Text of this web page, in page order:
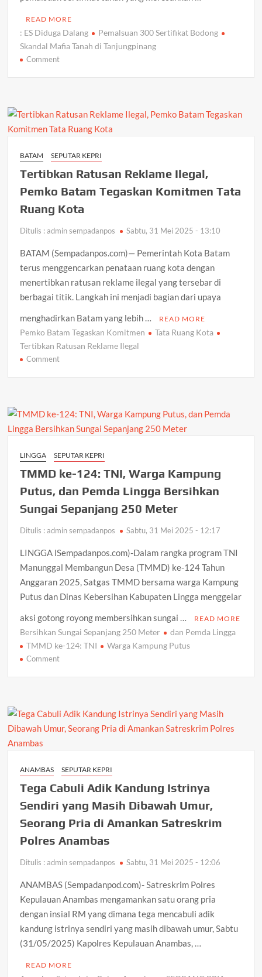
READ MORE
: ES Diduga Dalang
Pemalsuan 300 Sertifikat Bodong
Skandal Mafia Tanah di Tanjungpinang
Commenton
di
ES
Dalang
Pemalsuan
300
Bodong
BATAM SEPUTAR KEPRI
Tertibkan Ratusan Reklame Ilegal,
Pemko Batam Tegaskan Komitmen Tata
Ruang Kota
Ditulis : admin sempadanpos Sabtu, 31 Mei 2025 - 13:10
BATAM (Sempadanpos.com)— Pemerintah Kota Batam
terus menggencarkan penataan ruang kota dengan
menertibkan ratusan reklame ilegal yang tersebar di
berbagai titik. Langkah ini menjadi bagian dari upaya
menghadirkan Batam yang lebih …
READ MORE
Pemko Batam Tegaskan Komitmen
Tata Ruang Kota
Tertibkan Ratusan Reklame Ilegal
Commenton
Ilegal,
Batam
Komitmen
Tata
Ruang
LINGGA SEPUTAR KEPRI
TMMD ke-124: TNI, Warga Kampung
Putus, dan Pemda Lingga Bersihkan
Sungai Sepanjang 250 Meter
Ditulis : admin sempadanpos Sabtu, 31 Mei 2025 - 12:17
LINGGA lSempadanpos.com)-Dalam rangka program TNI
Manunggal Membangun Desa (TMMD) ke-124 Tahun
Anggaran 2025, Satgas TMMD bersama warga Kampung
Putus dan Dinas Kebersihan Kabupaten Lingga menggelar
aksi gotong royong membersihkan sungai …
READ MORE
Bersihkan Sungai Sepanjang 250 Meter
dan Pemda Lingga
TMMD ke-124: TNI
Warga Kampung Putus
Commenton
TNI,
Kampung
Putus,
Pemda
Lingga
Bersihkan
Sungai
Sepanjang
250
ANAMBAS SEPUTAR KEPRI
Tega Cabuli Adik Kandung Istrinya
Sendiri yang Masih Dibawah Umur,
Seorang Pria di Amankan Satreskrim
Polres Anambas
Ditulis : admin sempadanpos Sabtu, 31 Mei 2025 - 12:06
ANAMBAS (Sempadanpod.com)- Satreskrim Polres
Kepulauan Anambas mengamankan satu orang pria
dengan insial RM yang dimana tega mencabuli adik
kandung istrinya sendiri yang masih dibawah umur, Sabtu
(31/05/2025) Kapolres Kepulauan Anambas, …
READ MORE